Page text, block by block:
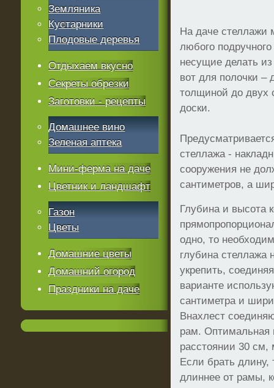
На даче стеллажи
любого
несущие делать
вот для полочки –
толщиной до двух
доски.
стеллажа -
сооружения не
сантиметров, а
Глубина и высота
одно, то
глубина стеллажа
укрепить,
варианте
сантиметра и
Внахлест
рам. Оптимальная
расстоянии 30
Если брать длину,
длиннее от рамы,
Земляника
Кустарники
Плодовые деревья
Отдыхаем вкусно
Секреты обрезки
Заготовки - рецепты
Домашнее вино
Зеленая аптека
Мини-ферма на даче
Цветник и ландшафт
Газон
Цветы
Домашние цветы
Домашний огород
Праздники на даче